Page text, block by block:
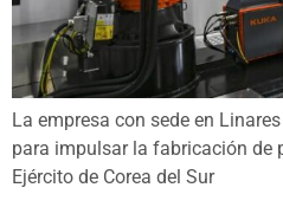
La empresa con sede en
para impulsar la fabricación de
Ejército de Corea del Sur